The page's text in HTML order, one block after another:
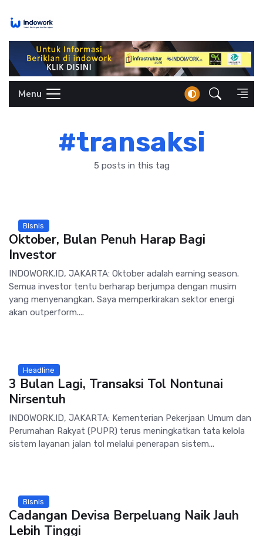
Menu
#transaksi
5 posts in this tag
Bisnis
Oktober, Bulan Penuh Harap Bagi
Investor
INDOWORK.ID, JAKARTA: Oktober adalah earning season.
Semua investor tentu berharap berjumpa dengan musim
yang menyenangkan. Saya memperkirakan sektor energi
akan outperform....
Headline
3 Bulan Lagi, Transaksi Tol Nontunai
Nirsentuh
INDOWORK.ID, JAKARTA: Kementerian Pekerjaan Umum dan
Perumahan Rakyat (PUPR) terus meningkatkan tata kelola
sistem layanan jalan tol melalui penerapan sistem...
Bisnis
Cadangan Devisa Berpeluang Naik Jauh
Lebih Tinggi